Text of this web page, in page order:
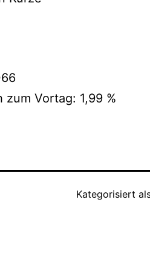
Vortag: 1,99 %
Kategorisiert